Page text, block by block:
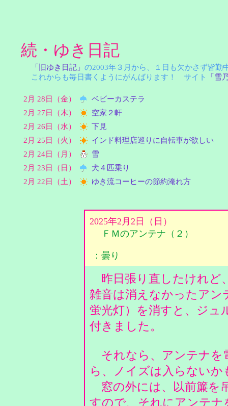
続・ゆき日記
「旧ゆき日記」 の2003年３月から、１日も欠かさず皆
これからも毎日書くようにがんばります！ サイト
「雪
2月 28日（金）
ベビーカステラ
2月 27日（木）
空家２軒
2月 26日（水）
下見
2月 25日（火）
インド料理店巡りに自転車が欲しい
2月 24日（月）
雪
2月 23日（日）
犬４匹乗り
2月 22日（土）
ゆき流コーヒーの節約淹れ方
2025年2月2日（日）
ＦＭのアンテナ（２）
：曇り
昨日張り直したけれど
雑音は消えなかったアン
蛍光灯）を消すと、ジュ
付きました。
それなら、アンテナを
ら、ノイズは入らない
窓の外には、以前簾を
すので、それにアンテナ